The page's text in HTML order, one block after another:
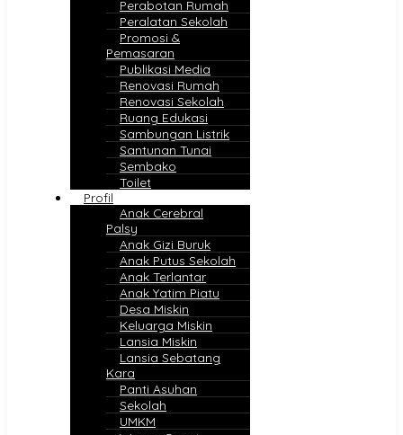
Perabotan Rumah
Peralatan Sekolah
Promosi &
Pemasaran
Publikasi Media
Renovasi Rumah
Renovasi Sekolah
Ruang Edukasi
Sambungan Listrik
Santunan Tunai
Sembako
Toilet
Profil
Anak Cerebral
Palsy
Anak Gizi Buruk
Anak Putus Sekolah
Anak Terlantar
Anak Yatim Piatu
Desa Miskin
Keluarga Miskin
Lansia Miskin
Lansia Sebatang
Kara
Panti Asuhan
Sekolah
UMKM